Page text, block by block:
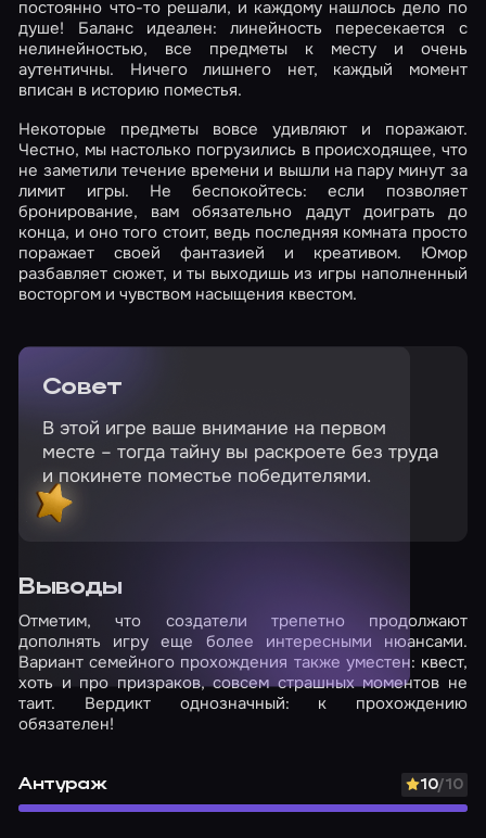
постоянно что-то решали, и каждому нашлось дело по
душе! Баланс идеален: линейность пересекается с
нелинейностью, все предметы к месту и очень
аутентичны. Ничего лишнего нет, каждый момент
вписан в историю поместья.
Некоторые предметы вовсе удивляют и поражают.
Честно, мы настолько погрузились в происходящее, что
не заметили течение времени и вышли на пару минут за
лимит игры. Не беспокойтесь: если позволяет
бронирование, вам обязательно дадут доиграть до
конца, и оно того стоит, ведь последняя комната просто
поражает своей фантазией и креативом. Юмор
разбавляет сюжет, и ты выходишь из игры наполненный
восторгом и чувством насыщения квестом.
Совет
В этой игре ваше внимание на первом
месте – тогда тайну вы раскроете без труда
и покинете поместье победителями.
Выводы
Отметим, что создатели трепетно продолжают
дополнять игру еще более интересными нюансами.
Вариант семейного прохождения также уместен: квест,
хоть и про призраков, совсем страшных моментов не
таит. Вердикт однозначный: к прохождению
обязателен!
Антураж 10/10